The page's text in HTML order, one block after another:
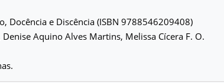
Docência e Discência (ISBN 9788546209408)
Aquino Alves Martins, Melissa Cícera F. O.